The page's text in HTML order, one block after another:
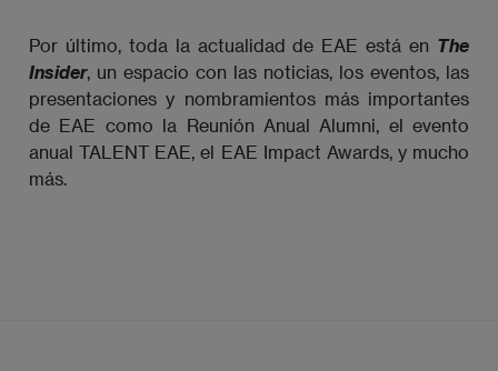
Por último, toda la actualidad de EAE está en The
Insider, un espacio con las noticias, los eventos, las
presentaciones y nombramientos más importantes
de EAE como la Reunión Anual Alumni, el evento
anual TALENT EAE, el EAE Impact Awards, y mucho
más.